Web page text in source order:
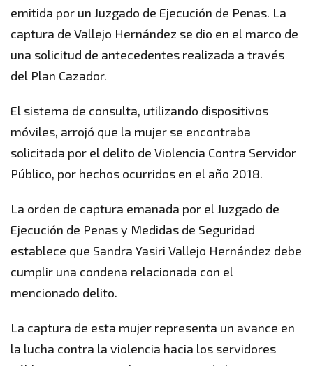
emitida por un Juzgado de Ejecución de Penas. La
captura de Vallejo Hernández se dio en el marco de
una solicitud de antecedentes realizada a través
del Plan Cazador.
El sistema de consulta, utilizando dispositivos
móviles, arrojó que la mujer se encontraba
solicitada por el delito de Violencia Contra Servidor
Público, por hechos ocurridos en el año 2018.
La orden de captura emanada por el Juzgado de
Ejecución de Penas y Medidas de Seguridad
establece que Sandra Yasiri Vallejo Hernández debe
cumplir una condena relacionada con el
mencionado delito.
La captura de esta mujer representa un avance en
la lucha contra la violencia hacia los servidores